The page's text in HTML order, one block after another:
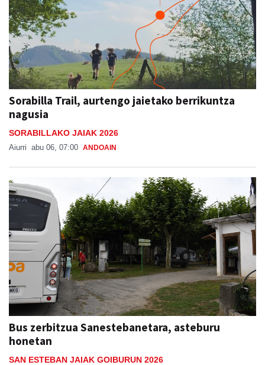
Sorabilla Trail, aurtengo jaietako berrikuntza
nagusia
SORABILLAKO JAIAK 2026
Aiurri abu 06, 07:00 ANDOAIN
Bus zerbitzua Sanestebanetara, asteburu
honetan
SAN ESTEBAN JAIAK GOIBURUN 2026